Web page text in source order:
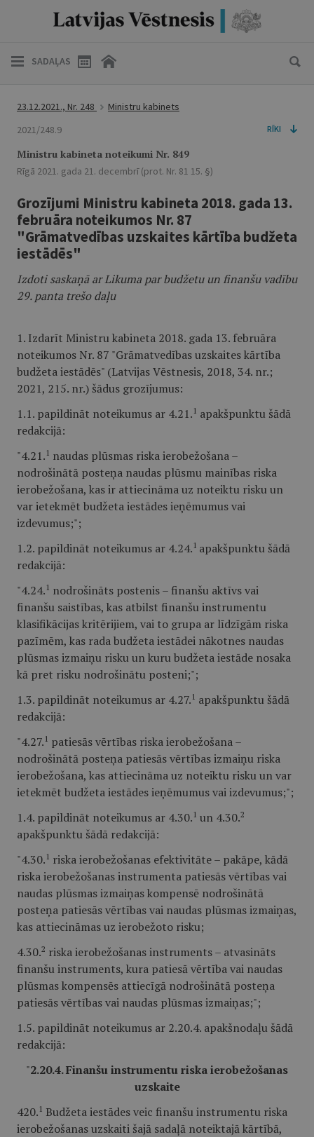
SADAĻAS
23.12.2021., Nr. 248
Ministru kabinets
2021/248.9
RĪKI
Ministru kabineta noteikumi Nr. 849
Rīgā 2021. gada 21. decembrī (prot. Nr. 81 15. §)
Grozījumi Ministru kabineta 2018. gada 13.
februāra noteikumos Nr. 87
"Grāmatvedības uzskaites kārtība budžeta
iestādēs"
Izdoti saskaņā ar Likuma par budžetu un finanšu vadību
29. panta trešo daļu
1. Izdarīt Ministru kabineta 2018. gada 13. februāra
noteikumos Nr. 87 "Grāmatvedības uzskaites kārtība
budžeta iestādēs" (Latvijas Vēstnesis, 2018, 34. nr.;
2021, 215. nr.) šādus grozījumus:
1.1. papildināt noteikumus ar 4.21. 1 apakšpunktu šādā
redakcijā:
"4.21. 1 naudas plūsmas riska ierobežošana –
nodrošinātā posteņa naudas plūsmu mainības riska
ierobežošana, kas ir attiecināma uz noteiktu risku un
var ietekmēt budžeta iestādes ieņēmumus vai
izdevumus;";
1.2. papildināt noteikumus ar 4.24. 1 apakšpunktu šādā
redakcijā:
"4.24. 1 nodrošināts postenis – finanšu aktīvs vai
finanšu saistības, kas atbilst finanšu instrumentu
klasifikācijas kritērijiem, vai to grupa ar līdzīgām riska
pazīmēm, kas rada budžeta iestādei nākotnes naudas
plūsmas izmaiņu risku un kuru budžeta iestāde nosaka
kā pret risku nodrošinātu posteni;";
1.3. papildināt noteikumus ar 4.27. 1 apakšpunktu šādā
redakcijā:
"4.27. 1 patiesās vērtības riska ierobežošana –
nodrošinātā posteņa patiesās vērtības izmaiņu riska
ierobežošana, kas attiecināma uz noteiktu risku un var
ietekmēt budžeta iestādes ieņēmumus vai izdevumus;";
1.4. papildināt noteikumus ar 4.30. 1 un 4.30.2
apakšpunktu šādā redakcijā:
"4.30. 1 riska ierobežošanas efektivitāte – pakāpe, kādā
riska ierobežošanas instrumenta patiesās vērtības vai
naudas plūsmas izmaiņas kompensē nodrošinātā
posteņa patiesās vērtības vai naudas plūsmas izmaiņas,
kas attiecināmas uz ierobežoto risku;
4.30.2 riska ierobežošanas instruments – atvasināts
finanšu instruments, kura patiesā vērtība vai naudas
plūsmas kompensēs attiecīgā nodrošinātā posteņa
patiesās vērtības vai naudas plūsmas izmaiņas;";
1.5. papildināt noteikumus ar 2.20.4. apakšnodaļu šādā
redakcijā:
"2.20.4. Finanšu instrumentu riska ierobežošanas
uzskaite
420. 1 Budžeta iestādes veic finanšu instrumentu riska
ierobežošanas uzskaiti šajā sadaļā noteiktajā kārtībā,